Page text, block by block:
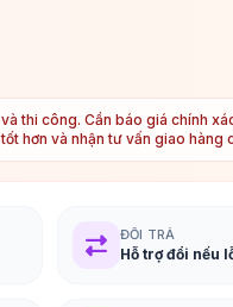
thi công. Cần báo giá chính
hơn và nhận tư vấn giao hàng
ĐỔI TRẢ
Hỗ trợ đổi nếu